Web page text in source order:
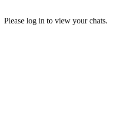
Please log in to view your chats.